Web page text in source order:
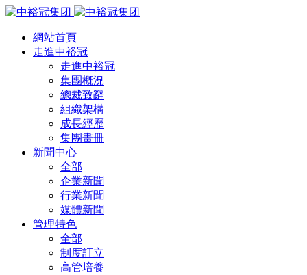
網站首頁
走進中裕冠
走進中裕冠
集團概況
總裁致辭
組織架構
成長經歷
集團畫冊
新聞中心
全部
企業新聞
行業新聞
媒體新聞
管理特色
全部
制度訂立
高管培養